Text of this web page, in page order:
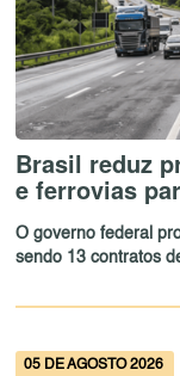
Brasil reduz
e ferrovias
O governo federal
sendo 13 contratos
05 DE AGOSTO 2026